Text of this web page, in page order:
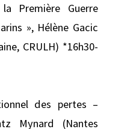
Première Guerre
», Hélène Gacic
CRULH) *16h30-
des pertes –
Mynard (Nantes